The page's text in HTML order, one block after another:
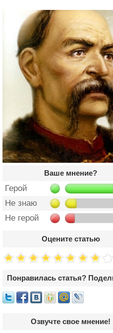
Ваше мнение?
Герой
Не знаю
Не герой
Оцените статью
Понравилась статья?
Озвучте свое мнение!